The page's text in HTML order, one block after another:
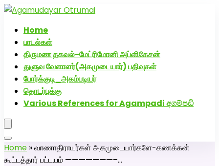
Home
பாடல்கள்
திருமண தகவல்-மேட்ரிமோனி அப்ளிகேசன்
துளுவ வேளாளர்(அகமுடையார்) பதிவுகள்
போர்க்குடி_அகம்படியர்
தொடர்புக்கு
Various References for Agampadi අගම්පඩි
Home »வாணாதிராயர்கள் அகமுடையார்களே-கணக்கன்
கூட்டத்தார் பட்டயம் ———————–…
அகமுடையார் திருமண வரன்களுக்கு அகமுடையார்மேட்ரி-